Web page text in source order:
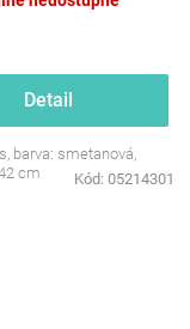
Detail
barva: smetanová,
cm
Kód: 05214301